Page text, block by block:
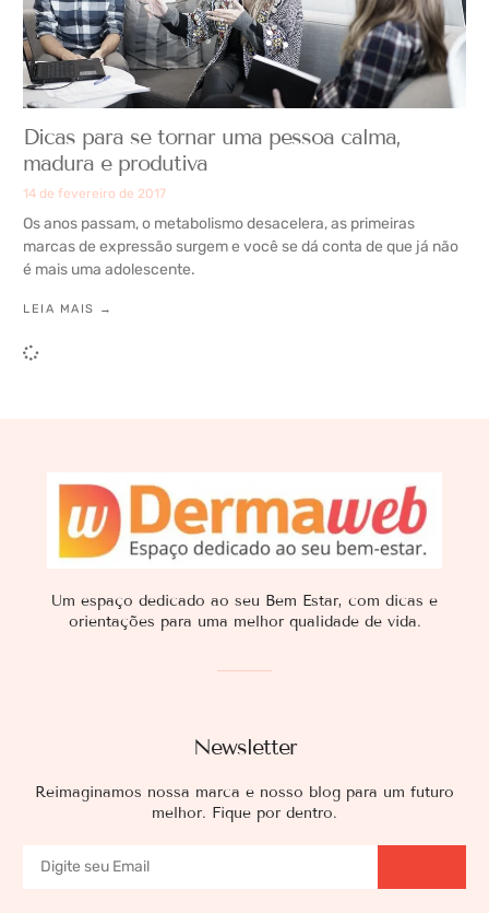
Dicas para se tornar uma pessoa calma,
madura e produtiva
14 de fevereiro de 2017
Os anos passam, o metabolismo desacelera, as primeiras
marcas de expressão surgem e você se dá conta de que já não
é mais uma adolescente.
LEIA MAIS →
Newsletter
Reimaginamos nossa marca e nosso blog para um futuro
melhor. Fique por dentro.
Um espaço dedicado ao seu Bem Estar, com dicas e
orientações para uma melhor qualidade de vida.